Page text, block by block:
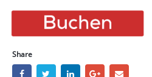
Share